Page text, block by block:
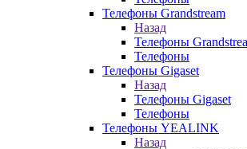
Телефоны Grandstream
Назад
Телефоны
Телефоны
Телефоны Gigaset
Назад
Телефоны Gigaset
Телефоны
Телефоны YEALINK
Назад